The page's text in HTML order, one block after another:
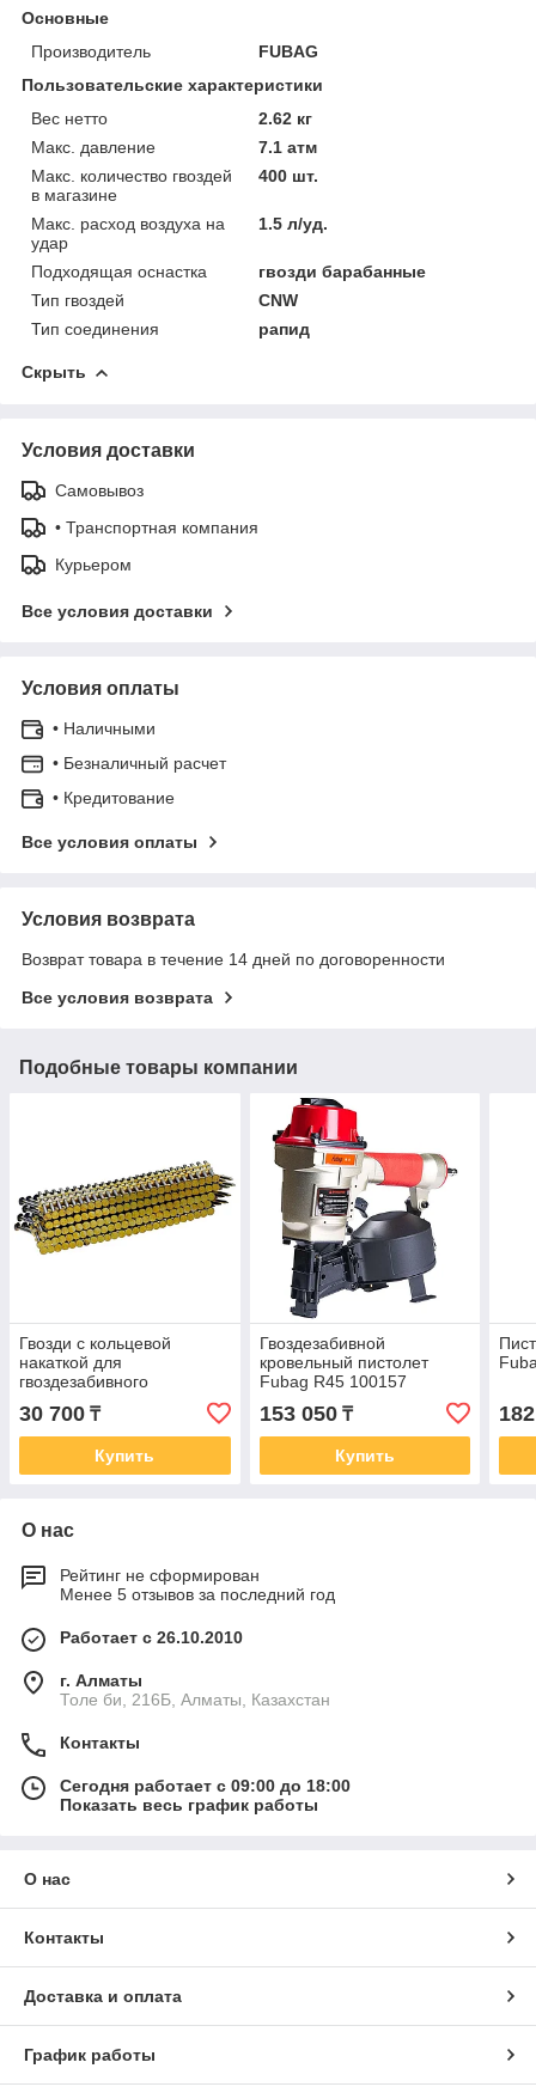
Основные
Производитель
FUBAG
Пользовательские характеристики
Вес нетто
2.62 кг
Макс. давление
7.1 атм
Макс. количество гвоздей
в магазине
400 шт.
Макс. расход воздуха на
удар
1.5 л/уд.
Подходящая оснастка
гвозди барабанные
Тип гвоздей
CNW
Тип соединения
рапид
Скрыть
Условия доставки
Самовывоз
• Транспортная компания
Курьером
Все условия доставки
Условия оплаты
• Наличными
• Безналичный расчет
• Кредитование
Все условия оплаты
Условия возврата
Возврат товара в течение 14 дней по договоренности
Все условия возврата
Подобные товары компании
Гвозди с кольцевой
накаткой для
гвоздезабивного
пистолета N90 Fubag
2.87х50мм 3000шт.
140171
30 700 ₸
Купить
Гвоздезабивной
кровельный пистолет
Fubag R45 100157
153 050₸
Купить
О нас
Рейтинг не сформирован
Менее 5 отзывов за последний год
Работает с 26.10.2010
г. Алматы
Толе би, 216Б, Алматы, Казахстан
Контакты
Сегодня работает с 09:00 до 18:00
Показать весь график работы
О нас
Контакты
Доставка и оплата
График работы